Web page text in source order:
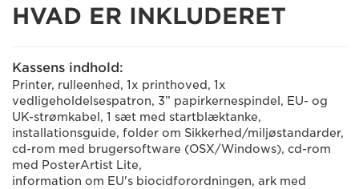
HVAD ER INKLUDERET
Kassens indhold:
Printer, rulleenhed, 1x printhoved, 1x
vedligeholdelsespatron, 3” papirkernespindel, EU- og
UK-strømkabel, 1 sæt med startblæktanke,
installationsguide, folder om Sikkerhed/miljøstandarder,
cd-rom med brugersoftware (OSX/Windows), cd-rom
med PosterArtist Lite,
information om EU's biocidforordningen, ark med